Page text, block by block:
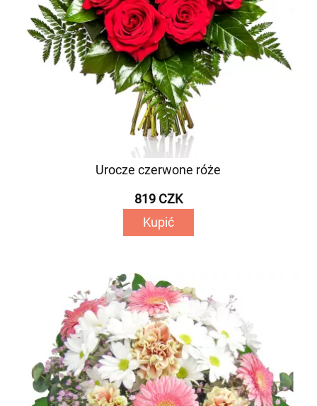
Urocze czerwone róże
819 CZK
Kupić